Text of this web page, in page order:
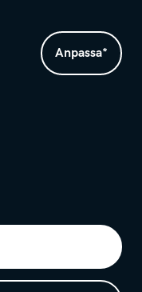
Anpassa*